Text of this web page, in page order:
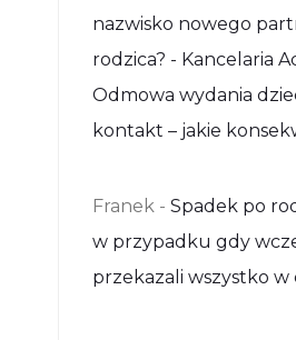
nazwisko nowego
rodzica? - Kancelaria
Odmowa wydania
kontakt – jakie
Franek -Spadek po
w przypadku gdy
przekazali wszystko w